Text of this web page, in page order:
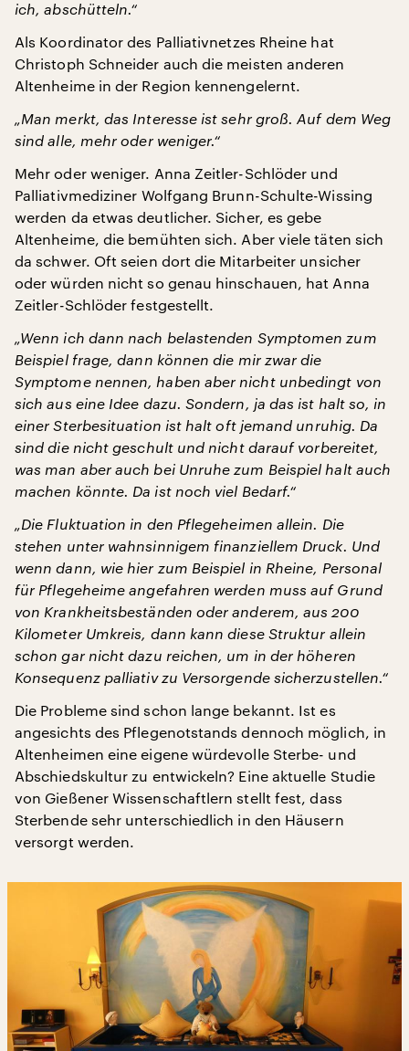
ich, abschütteln.“
Als Koordinator des Palliativnetzes Rheine hat
Christoph Schneider auch die meisten anderen
Altenheime in der Region kennengelernt.
„Man merkt, das Interesse ist sehr groß. Auf dem Weg
sind alle, mehr oder weniger.“
Mehr oder weniger. Anna Zeitler-Schlöder und
Palliativmediziner Wolfgang Brunn-Schulte-Wissing
werden da etwas deutlicher. Sicher, es gebe
Altenheime, die bemühten sich. Aber viele täten sich
da schwer. Oft seien dort die Mitarbeiter unsicher
oder würden nicht so genau hinschauen, hat Anna
Zeitler-Schlöder festgestellt.
„Wenn ich dann nach belastenden Symptomen zum
Beispiel frage, dann können die mir zwar die
Symptome nennen, haben aber nicht unbedingt von
sich aus eine Idee dazu. Sondern, ja das ist halt so, in
einer Sterbesituation ist halt oft jemand unruhig. Da
sind die nicht geschult und nicht darauf vorbereitet,
was man aber auch bei Unruhe zum Beispiel halt auch
machen könnte. Da ist noch viel Bedarf.“
„Die Fluktuation in den Pflegeheimen allein. Die
stehen unter wahnsinnigem finanziellem Druck. Und
wenn dann, wie hier zum Beispiel in Rheine, Personal
für Pflegeheime angefahren werden muss auf Grund
von Krankheitsbeständen oder anderem, aus 200
Kilometer Umkreis, dann kann diese Struktur allein
schon gar nicht dazu reichen, um in der höheren
Konsequenz palliativ zu Versorgende sicherzustellen.“
Die Probleme sind schon lange bekannt. Ist es
angesichts des Pflegenotstands dennoch möglich, in
Altenheimen eine eigene würdevolle Sterbe- und
Abschiedskultur zu entwickeln? Eine aktuelle Studie
von Gießener Wissenschaftlern stellt fest, dass
Sterbende sehr unterschiedlich in den Häusern
versorgt werden.